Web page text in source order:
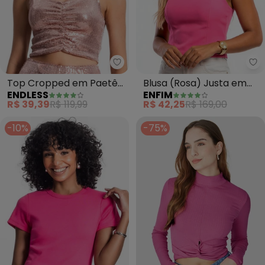
Endless - Top Cropped em
Top Cropped em Paetê
(Rosa)
ENDLESS
R$ 39,39R$ 119,99
Blusa (Rosa) Justa em
Viscolinho
ENFIM
R$ 42,25R$ 169,00
-10%
-75%